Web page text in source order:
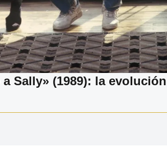
Sally» (1989): la